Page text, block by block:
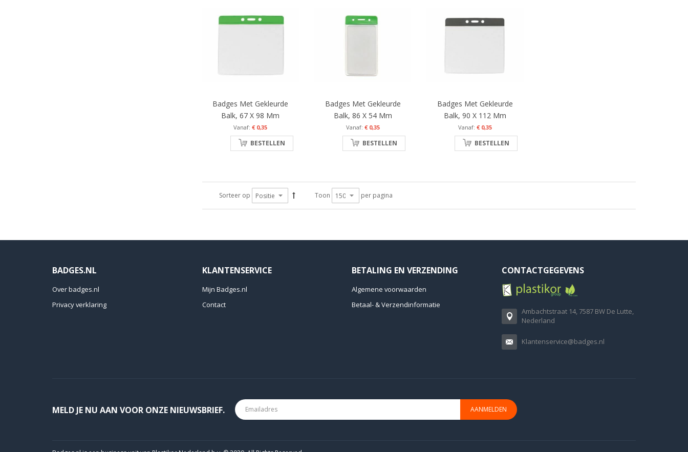
Badges Met Gekleurde
Balk, 67 X 98 Mm
€ 0,35
BESTELLEN
Badges Met Gekleurde
Balk, 86 X 54 Mm
€ 0,35
BESTELLEN
Badges Met Gekleurde
Balk, 90 X 112 Mm
€ 0,35
BESTELLEN
Sorteer op Toon per pagina
BADGES.NL
Over badges.nl
Privacy verklaring
KLANTENSERVICE
Mijn Badges.nl
Contact
BETALING EN VERZENDING
Algemene voorwaarden
Betaal- & Verzendinformatie
CONTACTGEGEVENS
Ambachtstraat 14, 7587 BW De Lutte,
Nederland
Klantenservice@badges.nl
MELD JE NU AAN VOOR ONZE NIEUWSBRIEF. AANMELDEN